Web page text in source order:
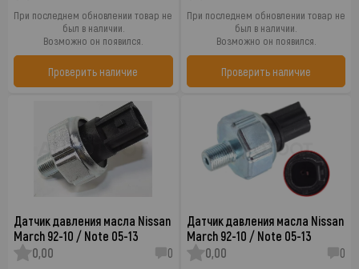
При последнем обновлении товар не
был в наличии.
Возможно он появился.
Проверить наличие
При последнем обновлении товар не
был в наличии.
Возможно он появился.
Проверить наличие
Датчик давления масла Nissan
March 92-10 / Note 05-13
0,00
0
Датчик давления масла Nissan
March 92-10 / Note 05-13
0,00
0